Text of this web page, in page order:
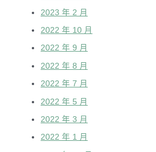
2023 年 2 月
2022 年 10 月
2022 年 9 月
2022 年 8 月
2022 年 7 月
2022 年 5 月
2022 年 3 月
2022 年 1 月